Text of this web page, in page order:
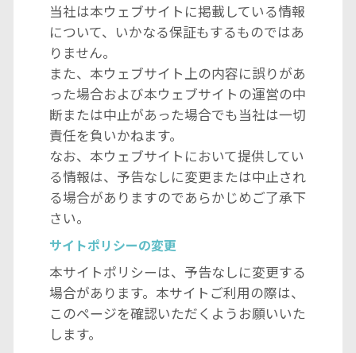
当社は本ウェブサイトに掲載している情報
について、いかなる保証もするものではあ
りません。
また、本ウェブサイト上の内容に誤りがあ
った場合および本ウェブサイトの運営の中
断または中止があった場合でも当社は一切
責任を負いかねます。
なお、本ウェブサイトにおいて提供してい
る情報は、予告なしに変更または中止され
る場合がありますのであらかじめご了承下
さい。
サイトポリシーの変更
本サイトポリシーは、予告なしに変更する
場合があります。本サイトご利用の際は、
このページを確認いただくようお願いいた
します。